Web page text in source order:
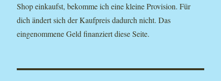
Shop einkaufst, bekomme ich eine kleine Provision. Für
dich ändert sich der Kaufpreis dadurch nicht. Das
eingenommene Geld finanziert diese Seite.